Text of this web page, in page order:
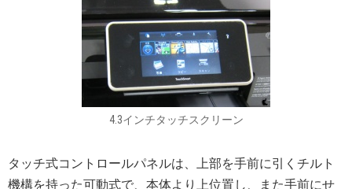
4.3インチタッチスクリーン
タッチ式コントロールパネルは、上部を手前に引くチルト
機構を持った可動式で、本体より上位置し、また手前にせ